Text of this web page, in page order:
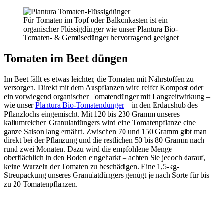
Für Tomaten im Topf oder Balkonkasten ist ein
organischer Flüssigdünger wie unser Plantura Bio-
Tomaten- & Gemüsedünger hervorragend geeignet
Tomaten im Beet düngen
Im Beet fällt es etwas leichter, die Tomaten mit Nährstoffen zu
versorgen. Direkt mit dem Auspflanzen wird reifer Kompost oder
ein vorwiegend organischer Tomatendünger mit Langzeitwirkung –
wie unserPlantura Bio-Tomatendünger– in den Erdaushub des
Pflanzlochs eingemischt. Mit 120 bis 230 Gramm unseres
kaliumreichen Granulatdüngers wird eine Tomatenpflanze eine
ganze Saison lang ernährt. Zwischen 70 und 150 Gramm gibt man
direkt bei der Pflanzung und die restlichen 50 bis 80 Gramm nach
rund zwei Monaten. Dazu wird die empfohlene Menge
oberflächlich in den Boden eingeharkt – achten Sie jedoch darauf,
keine Wurzeln der Tomaten zu beschädigen. Eine 1,5-kg-
Streupackung unseres Granulatdüngers genügt je nach Sorte für bis
zu 20 Tomatenpflanzen.